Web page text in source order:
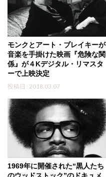
モンクとアート・ブレイキーが
音楽を手掛けた映画『危険な関
係』が４Kデジタル・リマスタ
ーで上映決定
投稿日 : 2018.03.07
1969年に開催された“黒人たち
のウッドストック”のドキュメ